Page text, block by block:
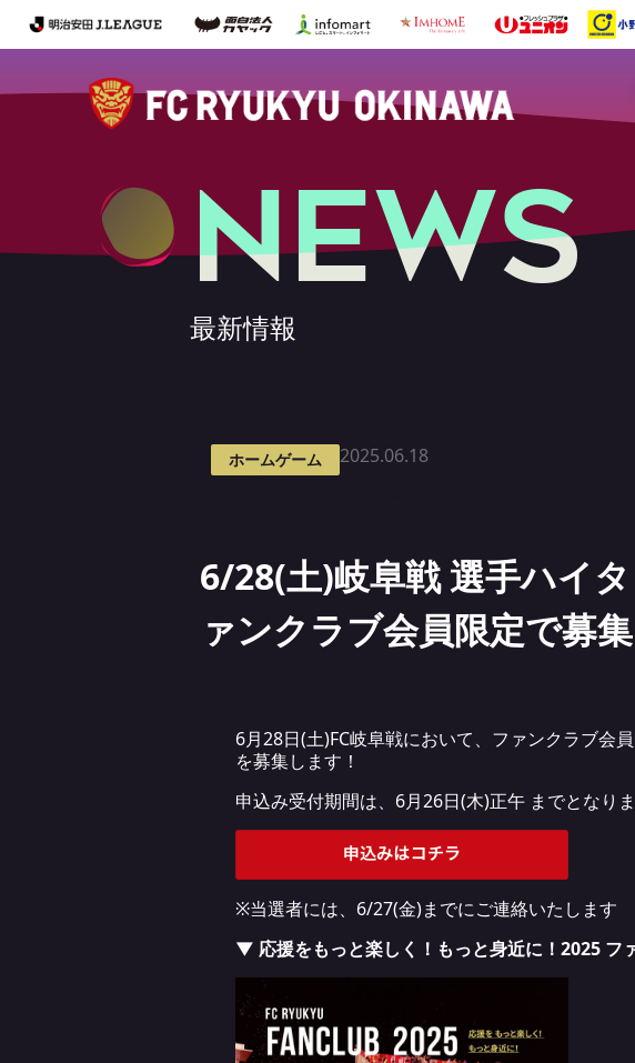
NEWS
最新情報
ホームゲーム 2025.06.18
6/28(土)岐阜戦 選手ハイ
ァンクラブ会員限定で募集
6月28日(土)FC岐阜戦において、ファンクラブ会
を募集します！
申込み受付期間は、6月26日(木)正午 までとなり
※当選者には、6/27(金)までにご連絡いたします
▼ 応援をもっと楽しく！もっと身近に！2025 フ